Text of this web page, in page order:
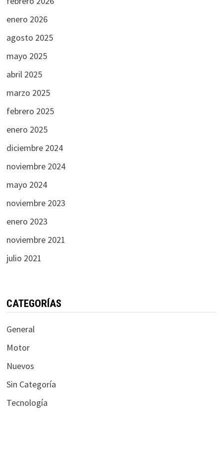
enero 2026
agosto 2025
mayo 2025
abril 2025
marzo 2025
febrero 2025
enero 2025
diciembre 2024
noviembre 2024
mayo 2024
noviembre 2023
enero 2023
noviembre 2021
julio 2021
CATEGORÍAS
General
Motor
Nuevos
Sin Categoría
Tecnología